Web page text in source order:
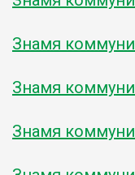
Знамя
Знамя
Знамя